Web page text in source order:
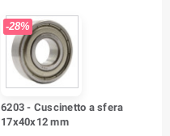
-28%
6203 - Cuscinetto a sfera
17x40x12 mm